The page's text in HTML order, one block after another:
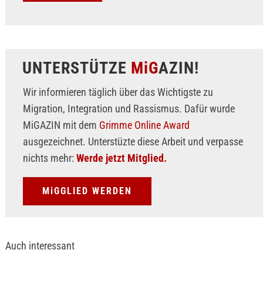
UNTERSTÜTZE MiGAZIN!
Wir informieren täglich über das Wichtigste zu
Migration, Integration und Rassismus. Dafür wurde
MiGAZIN mit dem Grimme Online Award
ausgezeichnet. Unterstüzte diese Arbeit und verpasse
nichts mehr: Werde jetzt Mitglied.
MiGGLIED WERDEN
Auch interessant